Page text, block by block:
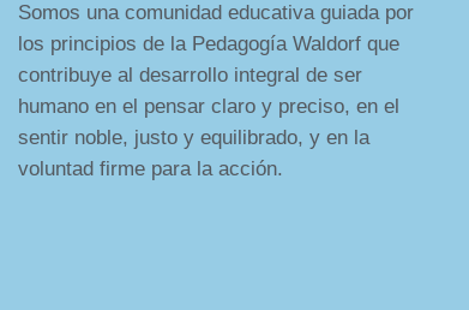
Somos una comunidad educativa guiada por
los principios de la Pedagogía Waldorf que
contribuye al desarrollo integral de ser
humano en el pensar claro y preciso, en el
sentir noble, justo y equilibrado, y en la
voluntad firme para la acción.